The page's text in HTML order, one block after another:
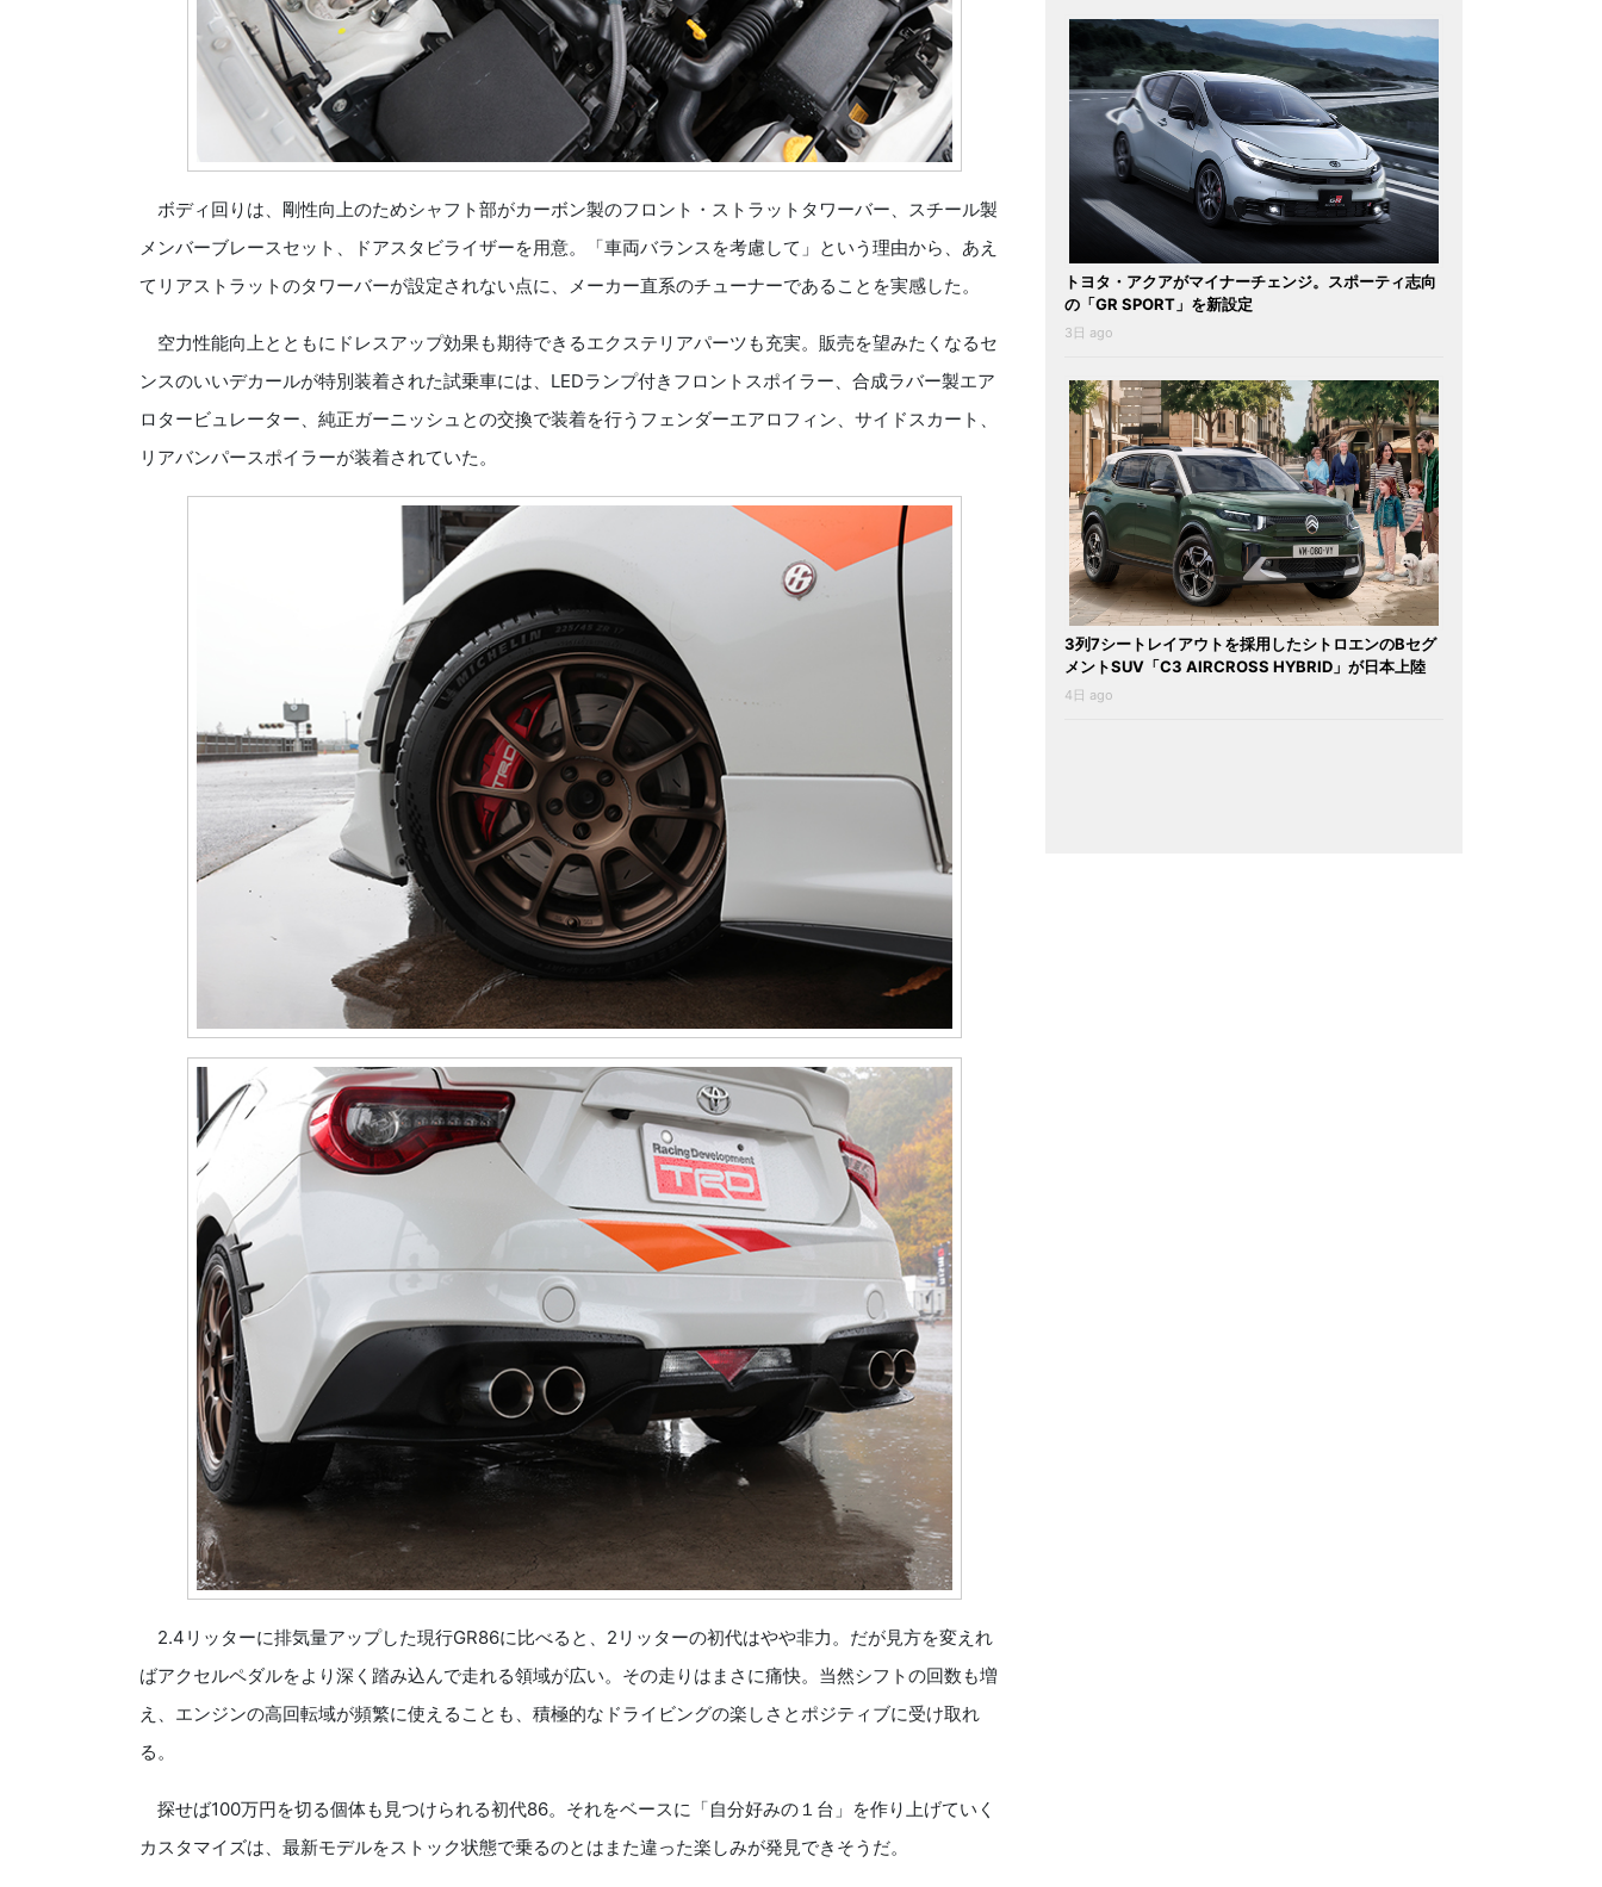
ボディ回りは、剛性向上のためシャフト部がカーボン製のフロント・ストラットタワーバー、スチール製
メンバーブレースセット、ドアスタビライザーを用意。「車両バランスを考慮して」という理由から、あえ
てリアストラットのタワーバーが設定されない点に、メーカー直系のチューナーであることを実感した。
空力性能向上とともにドレスアップ効果も期待できるエクステリアパーツも充実。販売を望みたくなるセ
ンスのいいデカールが特別装着された試乗車には、LEDランプ付きフロントスポイラー、合成ラバー製エア
ロタービュレーター、純正ガーニッシュとの交換で装着を行うフェンダーエアロフィン、サイドスカート、
リアバンパースポイラーが装着されていた。
2.4リッターに排気量アップした現行GR86に比べると、2リッターの初代はやや非力。だが見方を変えれ
ばアクセルペダルをより深く踏み込んで走れる領域が広い。その走りはまさに痛快。当然シフトの回数も増
え、エンジンの高回転域が頻繁に使えることも、積極的なドライビングの楽しさとポジティブに受け取れ
る。
探せば100万円を切る個体も見つけられる初代86。それをベースに「自分好みの１台」を作り上げていく
カスタマイズは、最新モデルをストック状態で乗るのとはまた違った楽しみが発見できそうだ。
トヨタ・アクアがマイナーチェンジ。スポーティ志向
の「GR SPORT」を新設定
3日 ago
3列7シートレイアウトを採用したシトロエンのBセグ
メントSUV「C3 AIRCROSS HYBRID」が日本上陸
4日 ago